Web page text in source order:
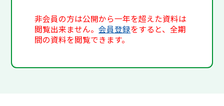
非会員の方は公開から一年を超えた資料は
閲覧出来ません。会員登録をすると、全期
間の資料を閲覧できます。